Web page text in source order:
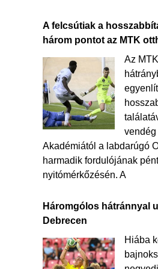
A felcsútiak a
három pontot az MTK
Az
Akadémiától a labdarúgó
harmadik fordulójának
nyitómérkőzésén. A
Háromgólos hátránnyal
Debrecen
Hiába